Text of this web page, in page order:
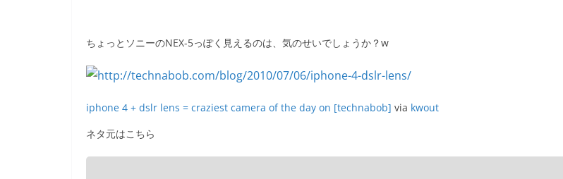
ちょっとソニーのNEX-5っぽく見えるのは、気のせいでしょうか？w
iphone 4 + dslr lens = craziest camera of the day on [technabob] via kwout
ネタ元はこちら